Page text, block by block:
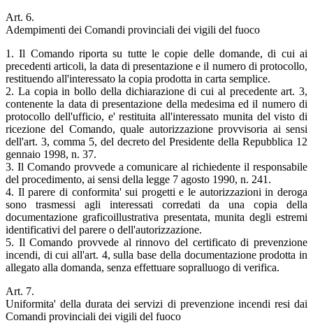
Art. 6.
Adempimenti dei Comandi provinciali dei vigili del fuoco
1. Il Comando riporta su tutte le copie delle domande, di cui ai
precedenti articoli, la data di presentazione e il numero di protocollo,
restituendo all'interessato la copia prodotta in carta semplice.
2. La copia in bollo della dichiarazione di cui al precedente art. 3,
contenente la data di presentazione della medesima ed il numero di
protocollo dell'ufficio, e' restituita all'interessato munita del visto di
ricezione del Comando, quale autorizzazione provvisoria ai sensi
dell'art. 3, comma 5, del decreto del Presidente della Repubblica 12
gennaio 1998, n. 37.
3. Il Comando provvede a comunicare al richiedente il responsabile
del procedimento, ai sensi della legge 7 agosto 1990, n. 241.
4. Il parere di conformita' sui progetti e le autorizzazioni in deroga
sono trasmessi agli interessati corredati da una copia della
documentazione graficoillustrativa presentata, munita degli estremi
identificativi del parere o dell'autorizzazione.
5. Il Comando provvede al rinnovo del certificato di prevenzione
incendi, di cui all'art. 4, sulla base della documentazione prodotta in
allegato alla domanda, senza effettuare sopralluogo di verifica.
Art. 7.
Uniformita' della durata dei servizi di prevenzione incendi resi dai
Comandi provinciali dei vigili del fuoco